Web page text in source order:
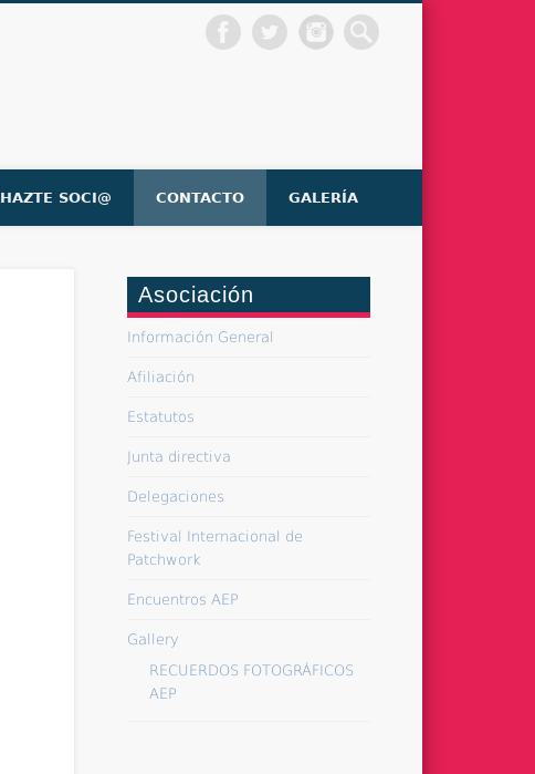
HAZTE SOCI@ CONTACTO GALERÍA
Asociación
Información General
Afiliación
Estatutos
Junta directiva
Delegaciones
Festival Internacional de
Patchwork
Encuentros AEP
Gallery
RECUERDOS FOTOGRÁFICOS
AEP